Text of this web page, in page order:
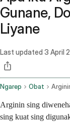
Gunane,
Liyane
Last updated 3 April
Ngarep Obat
Arginin sing
sing kuat sing